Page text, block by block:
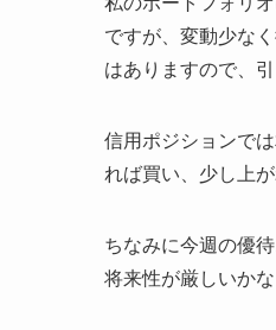
ですが、変動少な
はありますので、
信用ポジションで
れば買い、少し上
ちなみに今週の優
将来性が厳しいか